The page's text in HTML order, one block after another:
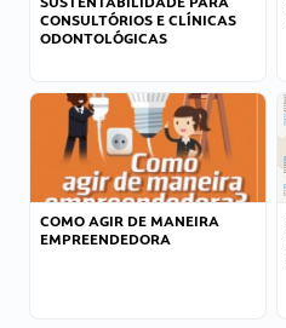
CONSULTÓRIOS E CLÍNICAS
ODONTOLÓGICAS
COMO AGIR DE MANEIRA
EMPREENDEDORA